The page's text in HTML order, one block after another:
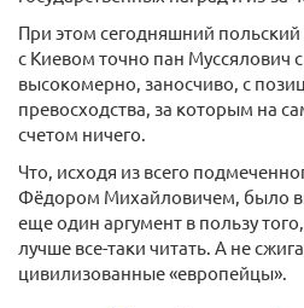
При этом сегодняшний
с Киевом точно пан Муссялович
высокомерно, заносчиво, с
превосходства, за которым на
счетом ничего.
Что, исходя из всего
Фёдором Михайловичем, было
еще один аргумент в пользу
лучше все-таки читать. А не
цивилизованные «европейцы».